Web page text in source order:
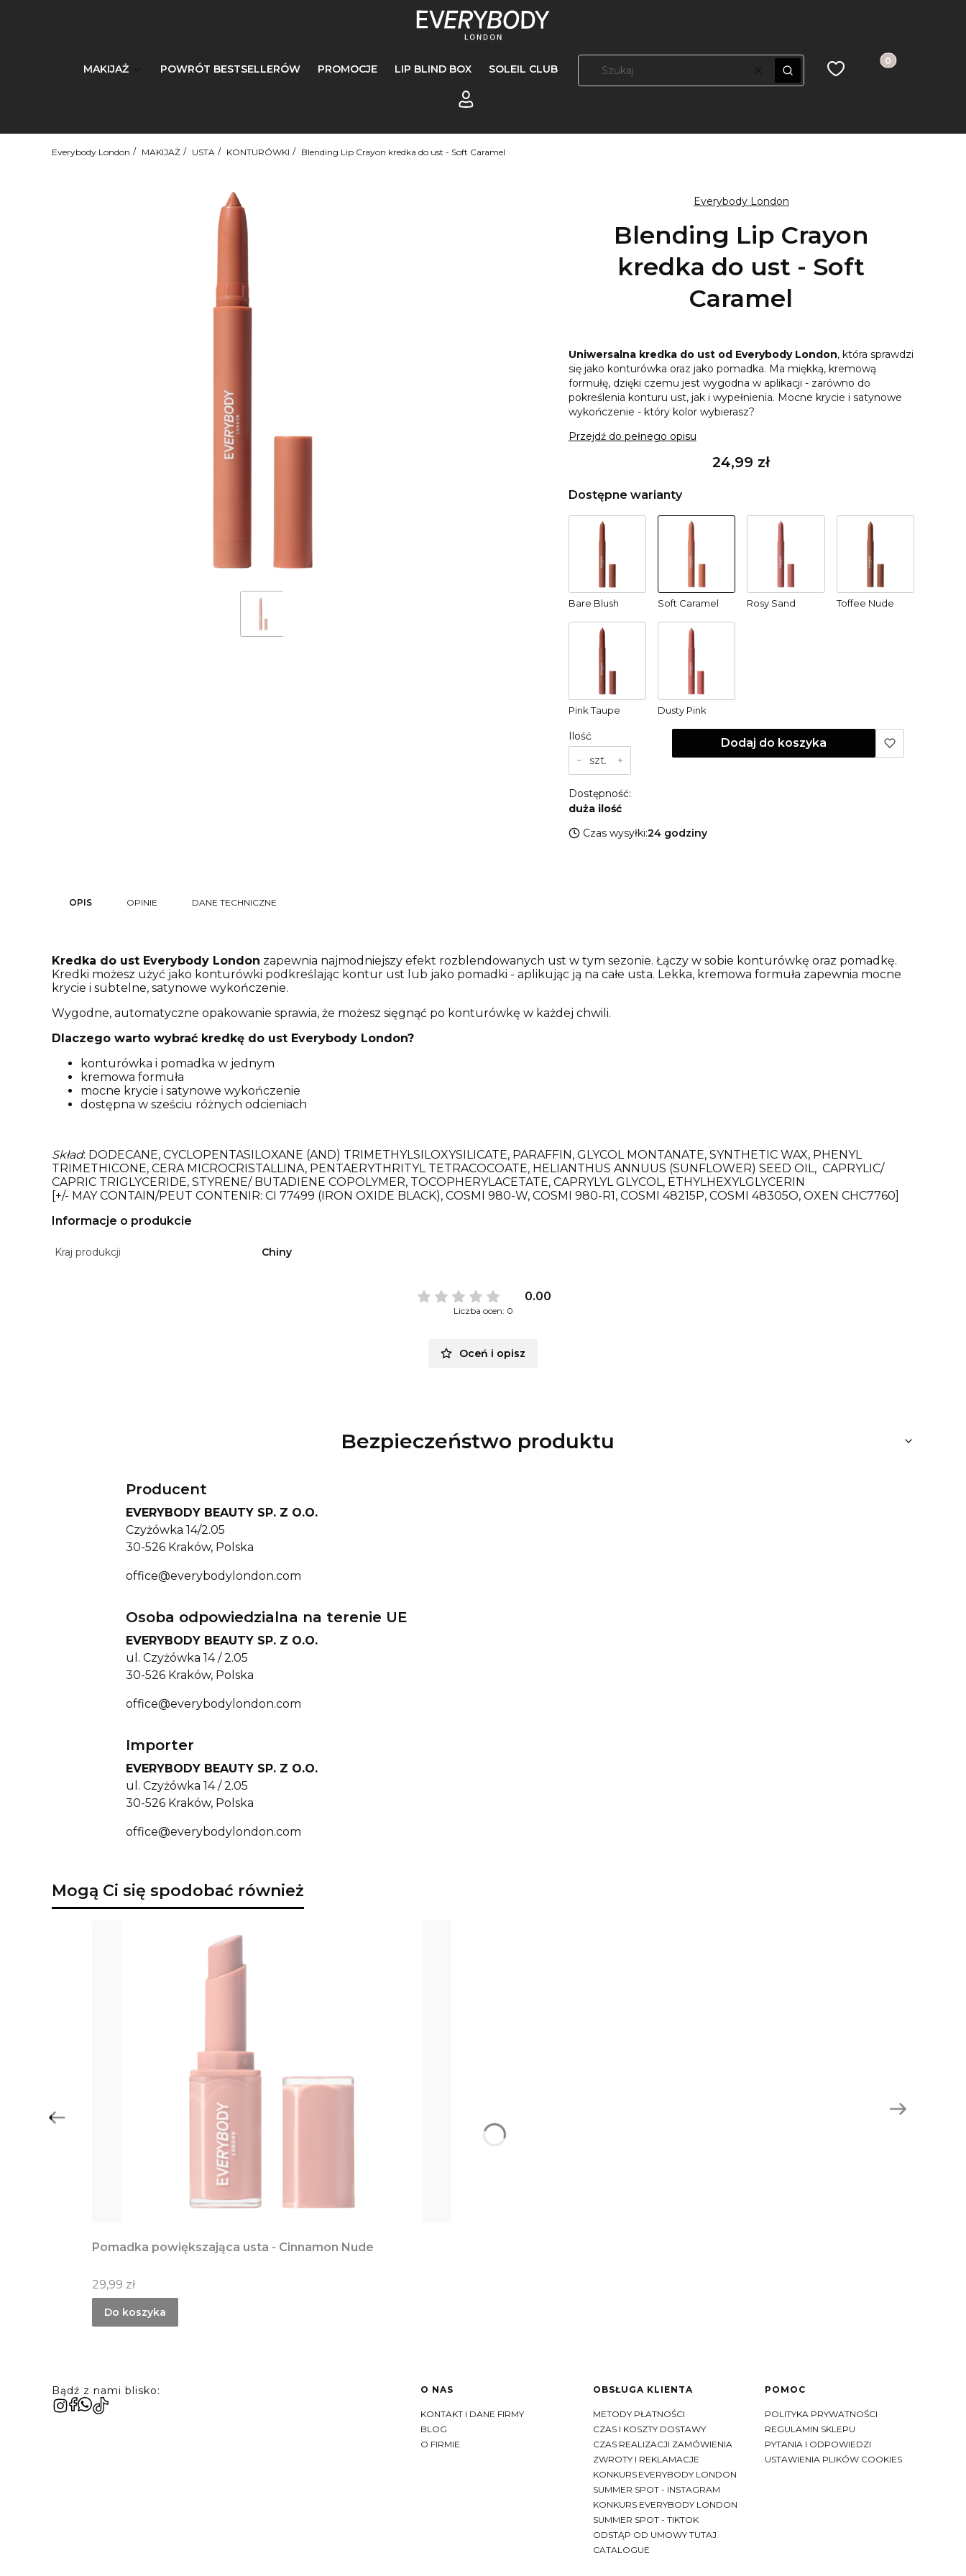
MAKIJAŻ POWRÓT BESTSELLERÓW PROMOCJE LIP BLIND BOX SOLEIL CLUB
WyczyśćSzukaj
Ulubione Produkty w
Koszyk
Zaloguj się
Everybody London MAKIJAŻ USTA KONTURÓWKI Blending Lip Crayon kredka do ust - Soft Caramel
Everybody London
Blending Lip Crayon
kredka do ust - Soft
Caramel
Uniwersalna kredka do ust od Everybody London, która sprawdzi
się jako konturówka oraz jako pomadka. Ma miękką, kremową
formułę, dzięki czemu jest wygodna w aplikacji - zarówno do
pokreślenia konturu ust, jak i wypełnienia. Mocne krycie i satynowe
wykończenie - który kolor wybierasz?
Przejdź do pełnego opisu
Cena
24,99 zł
Dostępne warianty
Bare Blush Soft Caramel Rosy Sand Toffee Nude
Pink Taupe Dusty Pink
Ilość
szt.
Dodaj do koszyka
Dostępność:
duża ilość
Czas wysyłki:24 godziny
OPIS OPINIE DANE TECHNICZNE
Kredka do ust Everybody London zapewnia najmodniejszy efekt rozblendowanych ust w tym sezonie. Łączy w sobie konturówkę oraz pomadkę.
Kredki możesz użyć jako konturówki podkreślając kontur ust lub jako pomadki - aplikując ją na całe usta. Lekka, kremowa formuła zapewnia mocne
krycie i subtelne, satynowe wykończenie.
Wygodne, automatyczne opakowanie sprawia, że możesz sięgnąć po konturówkę w każdej chwili.
Dlaczego warto wybrać kredkę do ust Everybody London?
konturówka i pomadka w jednym
kremowa formuła
mocne krycie i satynowe wykończenie
dostępna w sześciu różnych odcieniach
Skład: DODECANE, CYCLOPENTASILOXANE (AND) TRIMETHYLSILOXYSILICATE, PARAFFIN, GLYCOL MONTANATE, SYNTHETIC WAX, PHENYL
TRIMETHICONE, CERA MICROCRISTALLINA, PENTAERYTHRITYL TETRACOCOATE, HELIANTHUS ANNUUS (SUNFLOWER) SEED OIL, CAPRYLIC/
CAPRIC TRIGLYCERIDE, STYRENE/ BUTADIENE COPOLYMER, TOCOPHERYLACETATE, CAPRYLYL GLYCOL, ETHYLHEXYLGLYCERIN
[+/- MAY CONTAIN/PEUT CONTENIR: CI 77499 (IRON OXIDE BLACK), COSMI 980-W, COSMI 980-R1, COSMI 48215P, COSMI 48305O, OXEN CHC7760]
Informacje o produkcie
Kraj produkcji Chiny
0.00
Liczba ocen: 0
Oceń i opisz
Bezpieczeństwo produktu
Producent
EVERYBODY BEAUTY SP. Z O.O.
Czyżówka 14/2.05
30-526 Kraków, Polska
office@everybodylondon.com
Osoba odpowiedzialna na terenie UE
EVERYBODY BEAUTY SP. Z O.O.
ul. Czyżówka 14 / 2.05
30-526 Kraków, Polska
office@everybodylondon.com
Importer
EVERYBODY BEAUTY SP. Z O.O.
ul. Czyżówka 14 / 2.05
30-526 Kraków, Polska
office@everybodylondon.com
Mogą Ci się spodobać również
Pomadka powiększająca usta - Cinnamon Nude
Cena
29,99 zł
Do koszyka
Bądź z nami blisko: Linki w stopce
O NAS
KONTAKT I DANE FIRMY
BLOG
O FIRMIE
OBSŁUGA KLIENTA
METODY PŁATNOŚCI
CZAS I KOSZTY DOSTAWY
CZAS REALIZACJI ZAMÓWIENIA
ZWROTY I REKLAMACJE
KONKURS EVERYBODY LONDON
SUMMER SPOT - INSTAGRAM
KONKURS EVERYBODY LONDON
SUMMER SPOT - TIKTOK
ODSTĄP OD UMOWY TUTAJ
CATALOGUE
POMOC
POLITYKA PRYWATNOŚCI
REGULAMIN SKLEPU
PYTANIA I ODPOWIEDZI
USTAWIENIA PLIKÓW COOKIES